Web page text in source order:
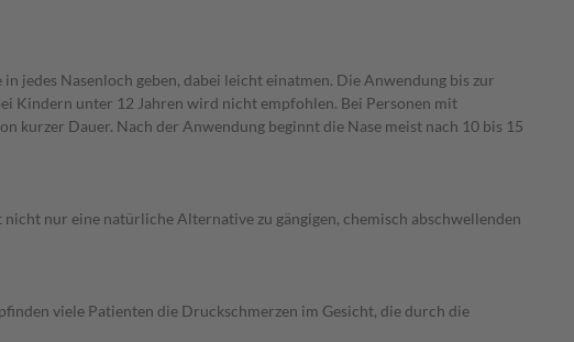
jedes Nasenloch geben, dabei leicht einatmen. Die Anwendung bis zur
Kindern unter 12 Jahren wird nicht empfohlen. Bei Personen mit
kurzer Dauer. Nach der Anwendung beginnt die Nase meist nach 10 bis 15
nur eine natürliche Alternative zu gängigen, chemisch abschwellenden
viele Patienten die Druckschmerzen im Gesicht, die durch die